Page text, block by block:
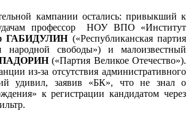
кампании остались: привыкший к
профессор НОУ ВПО «Институт
ГАБИДУЛИН(«Республиканская партия
свободы») и малоизвестный
ПАДОРИН(«Партия Великое Отечество»).
из-за отсутствия административного
удивил, заявив «БК», что не знал о
к регистрации кандидатом через